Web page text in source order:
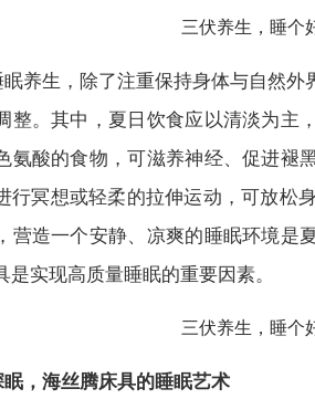
眠养生，除了注重保持身体与自然
整。其中，夏日饮食应以清淡为主
氨酸的食物，可滋养神经、促进褪
行冥想或轻柔的拉伸运动，可放松
营造一个安静、凉爽的睡眠环境是
是实现高质量睡眠的重要因素。
，海丝腾床具的睡眠艺术